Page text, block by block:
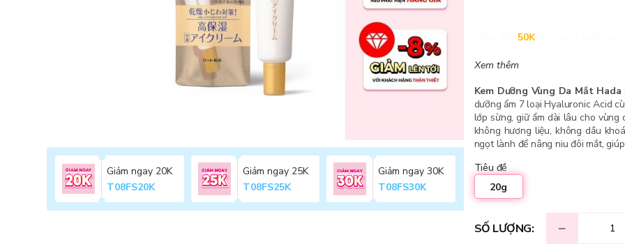
Giảm ngay 20K
T08FS20K
Giảm ngay 25K
T08FS25K
Giảm ngay 30K
T08FS30K
50K
Xem thêm
Kem Dưỡng Vùng Da Mắt
dưỡng ẩm 7 loại Hyaluronic Acid
lớp sừng, giữ ẩm dài lâu cho
không hương liệu, không dầu
ngọt lành để nâng niu đôi mắt,
Tiêu đề
20g
SỐ LƯỢNG: